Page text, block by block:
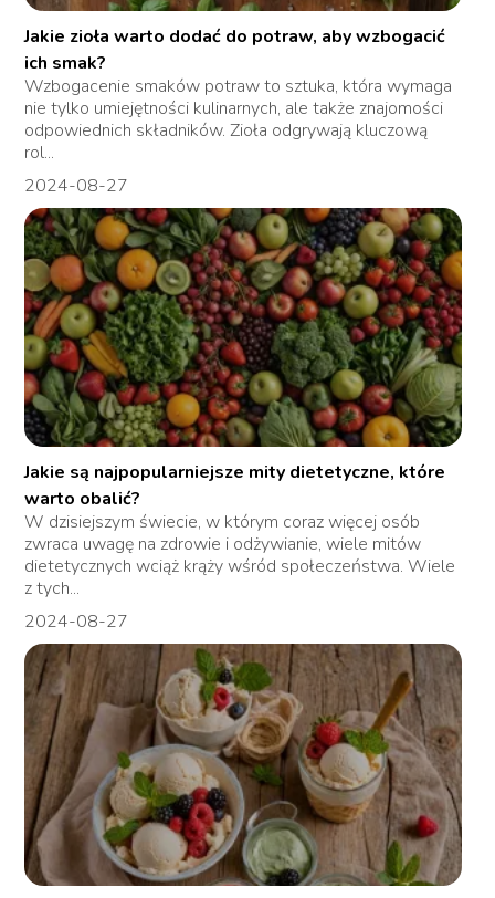
Jakie zioła warto dodać do potraw, aby wzbogacić
ich smak?
Wzbogacenie smaków potraw to sztuka, która wymaga
nie tylko umiejętności kulinarnych, ale także znajomości
odpowiednich składników. Zioła odgrywają kluczową
rol...
2024-08-27
Jakie są najpopularniejsze mity dietetyczne, które
warto obalić?
W dzisiejszym świecie, w którym coraz więcej osób
zwraca uwagę na zdrowie i odżywianie, wiele mitów
dietetycznych wciąż krąży wśród społeczeństwa. Wiele
z tych...
2024-08-27